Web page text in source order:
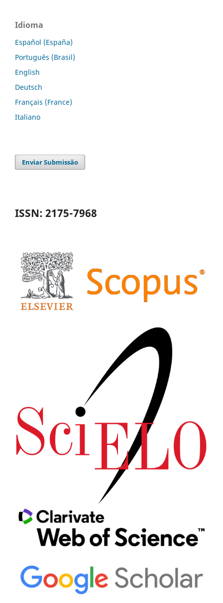
Idioma
Español (España)
Português (Brasil)
English
Deutsch
Français (France)
Italiano
Enviar Submissão
ISSN: 2175-7968